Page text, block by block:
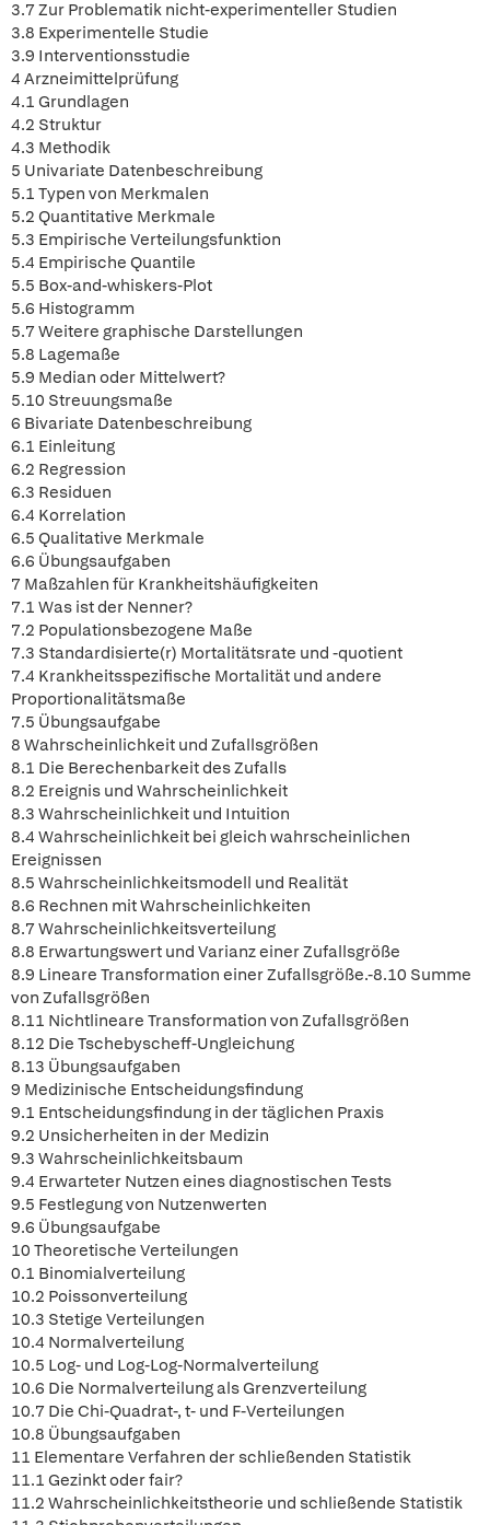
3.7 Zur Problematik nicht-experimenteller Studien
3.8 Experimentelle Studie
3.9 Interventionsstudie
4 Arzneimittelprüfung
4.1 Grundlagen
4.2 Struktur
4.3 Methodik
5 Univariate Datenbeschreibung
5.1 Typen von Merkmalen
5.2 Quantitative Merkmale
5.3 Empirische Verteilungsfunktion
5.4 Empirische Quantile
5.5 Box-and-whiskers-Plot
5.6 Histogramm
5.7 Weitere graphische Darstellungen
5.8 Lagemaße
5.9 Median oder Mittelwert?
5.10 Streuungsmaße
6 Bivariate Datenbeschreibung
6.1 Einleitung
6.2 Regression
6.3 Residuen
6.4 Korrelation
6.5 Qualitative Merkmale
6.6 Übungsaufgaben
7 Maßzahlen für Krankheitshäufigkeiten
7.1 Was ist der Nenner?
7.2 Populationsbezogene Maße
7.3 Standardisierte(r) Mortalitätsrate und -quotient
7.4 Krankheitsspezifische Mortalität und andere
Proportionalitätsmaße
7.5 Übungsaufgabe
8 Wahrscheinlichkeit und Zufallsgrößen
8.1 Die Berechenbarkeit des Zufalls
8.2 Ereignis und Wahrscheinlichkeit
8.3 Wahrscheinlichkeit und Intuition
8.4 Wahrscheinlichkeit bei gleich wahrscheinlichen
Ereignissen
8.5 Wahrscheinlichkeitsmodell und Realität
8.6 Rechnen mit Wahrscheinlichkeiten
8.7 Wahrscheinlichkeitsverteilung
8.8 Erwartungswert und Varianz einer Zufallsgröße
8.9 Lineare Transformation einer Zufallsgröße.-8.10 Summe
von Zufallsgrößen
8.11 Nichtlineare Transformation von Zufallsgrößen
8.12 Die Tschebyscheff-Ungleichung
8.13 Übungsaufgaben
9 Medizinische Entscheidungsfindung
9.1 Entscheidungsfindung in der täglichen Praxis
9.2 Unsicherheiten in der Medizin
9.3 Wahrscheinlichkeitsbaum
9.4 Erwarteter Nutzen eines diagnostischen Tests
9.5 Festlegung von Nutzenwerten
9.6 Übungsaufgabe
10 Theoretische Verteilungen
0.1 Binomialverteilung
10.2 Poissonverteilung
10.3 Stetige Verteilungen
10.4 Normalverteilung
10.5 Log- und Log-Log-Normalverteilung
10.6 Die Normalverteilung als Grenzverteilung
10.7 Die Chi-Quadrat-, t- und F-Verteilungen
10.8 Übungsaufgaben
11 Elementare Verfahren der schließenden Statistik
11.1 Gezinkt oder fair?
11.2 Wahrscheinlichkeitstheorie und schließende Statistik